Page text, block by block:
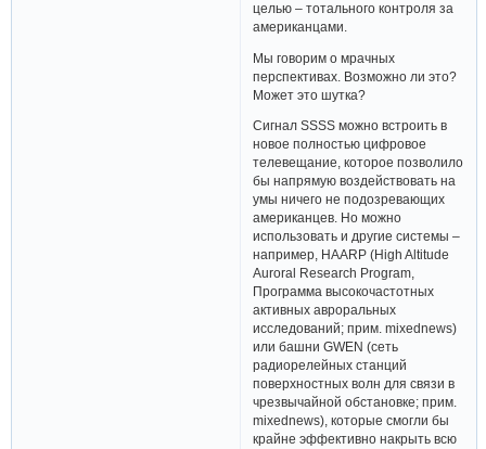
целью – тотального контроля за
американцами.
Мы говорим о мрачных
перспективах. Возможно ли это?
Может это шутка?
Сигнал SSSS можно встроить в
новое полностью цифровое
телевещание, которое позволило
бы напрямую воздействовать на
умы ничего не подозревающих
американцев. Но можно
использовать и другие системы –
например, HAARP (High Altitude
Auroral Research Program,
Программа высокочастотных
активных авроральных
исследований; прим. mixednews)
или башни GWEN (сеть
радиорелейных станций
поверхностных волн для связи в
чрезвычайной обстановке; прим.
mixednews), которые смогли бы
крайне эффективно накрыть всю